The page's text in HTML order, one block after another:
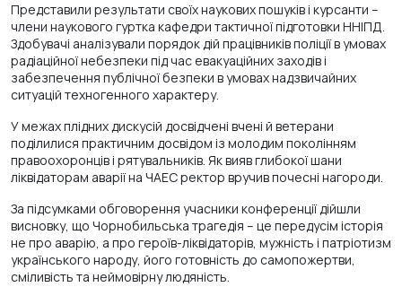
Представили результати своїх наукових пошуків і курсанти –
члени наукового гуртка кафедри тактичної підготовки ННІПД.
Здобувачі аналізували порядок дій працівників поліції в умовах
радіаційної небезпеки під час евакуаційних заходів і
забезпечення публічної безпеки в умовах надзвичайних
ситуацій техногенного характеру.
У межах плідних дискусій досвідчені вчені й ветерани
поділилися практичним досвідом із молодим поколінням
правоохоронців і рятувальників. Як вияв глибокої шани
ліквідаторам аварії на ЧАЕС ректор вручив почесні нагороди.
За підсумками обговорення учасники конференції дійшли
висновку, що Чорнобильська трагедія – це передусім історія
не про аварію, а про героїв-ліквідаторів, мужність і патріотизм
українського народу, його готовність до самопожертви,
сміливість та неймовірну людяність.